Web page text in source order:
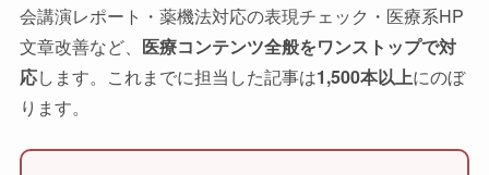
会講演レポート・薬機法対応の表現チェック・医療系HP
文章改善など、 医療コンテンツ全般をワンストップで対
応します。これまでに担当した記事は1,500本以上にのぼ
ります。